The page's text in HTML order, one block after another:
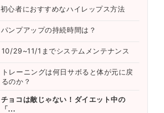
初心者におすすめなハイレップス方法
パンプアップの持続時間は？
10/29~11/1までシステムメンテナンス
トレーニングは何日サボると体が元に戻
るのか？
チョコは敵じゃない！ダイエット中の
「...